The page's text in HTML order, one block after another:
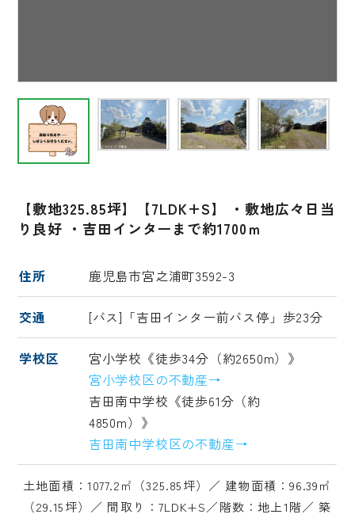
【敷地325.85坪】【7LDK+S】 ・敷地広々日当
り良好 ・吉田インターまで約1700ｍ
住所 鹿児島市宮之浦町3592-3
交通 [バス]「吉田インター前バス停」歩23分
学校区
宮小学校《徒歩34分（約2650m）》
宮小学校区の不動産→
吉田南中学校《徒歩61分（約
4850m）》
吉田南中学校区の不動産→
土地面積：1077.2㎡（325.85坪）／ 建物面積：96.39㎡
（29.15坪）／ 間取り：7LDK+S／階数：地上1階／ 築